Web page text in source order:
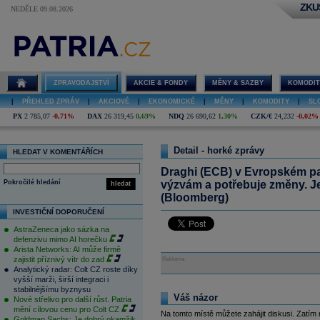
NEDĚLE 09.08.2026
ZPRAVODAJSTVÍ AKCIE & FONDY MĚNY & SAZBY
PŘEHLED ZPRÁV AKCIOVÉ EKONOMICKÉ MĚNY KOMODITY
PX 2 785,07 -0,71% DAX 26 319,45 0,69% NDQ 26 690,62 1,30% CZK/€ 24,232 -0,02%
HLEDAT V KOMENTÁŘÍCH
hledat
Pokročilé hledání
INVESTIČNÍ DOPORUČENÍ
AstraZeneca jako sázka na
defenzivu mimo AI horečku
Arista Networks: AI může firmě
zajistit příznivý vítr do zad
Analytický radar: Colt CZ roste díky
vyšší marži, širší integraci i
stabilnějšímu byznysu
Nové střelivo pro další růst. Patria
mění cílovou cenu pro Colt CZ
Detail - horké zprávy
Draghi (ECB) v Evropském
výzvám a potřebuje změny.
(Bloomberg)
Reklama
Váš názor
Na tomto místě můžete zahájit diskusi.